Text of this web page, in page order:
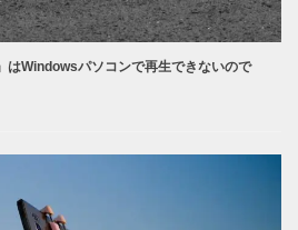
Windowsパソコンで再生できないので